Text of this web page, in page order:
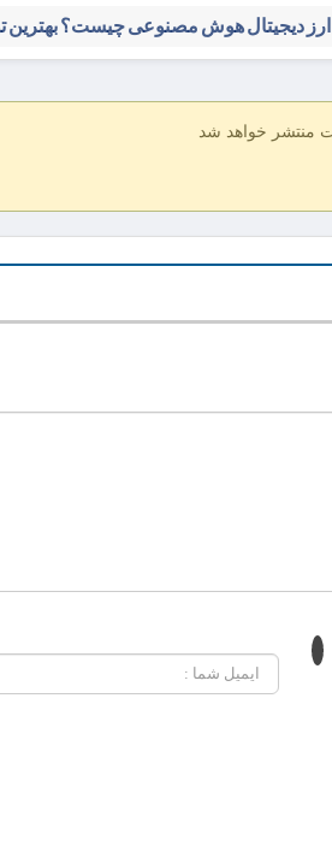
ارز دیجیتال هوش مصنوعی چیست؟
منتشر خواهد شد